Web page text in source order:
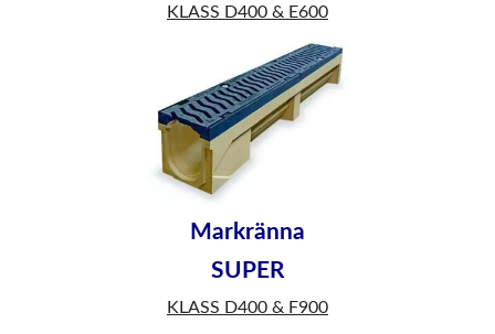
KLASS D400 & E600
Markränna
SUPER
KLASS D400 & F900